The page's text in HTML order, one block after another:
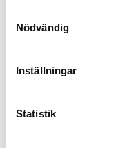
Nödvändig
Inställningar
Statistik